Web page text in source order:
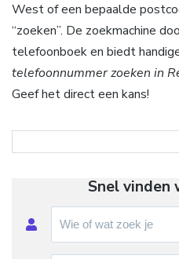
West of een bepaalde
“zoeken”. De zoekmachine
telefoonboek en biedt
telefoonnummer zoeken in
Geef het direct een kans!
Snel vinden